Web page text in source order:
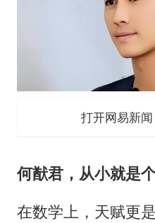
打开网易新
何猷君，从小就是个
在数学上，天赋更是